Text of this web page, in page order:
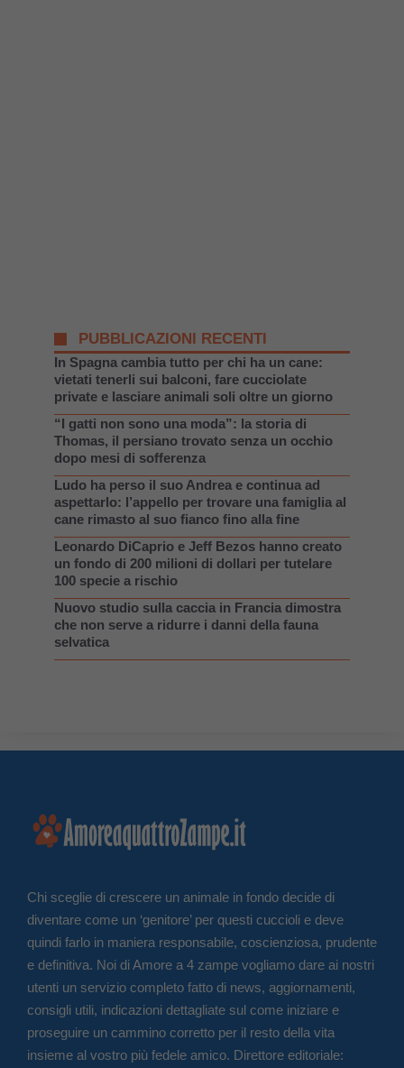
PUBBLICAZIONI RECENTI
In Spagna cambia tutto per chi ha un cane:
vietati tenerli sui balconi, fare cucciolate
private e lasciare animali soli oltre un giorno
“I gatti non sono una moda”: la storia di
Thomas, il persiano trovato senza un occhio
dopo mesi di sofferenza
Ludo ha perso il suo Andrea e continua ad
aspettarlo: l’appello per trovare una famiglia al
cane rimasto al suo fianco fino alla fine
Leonardo DiCaprio e Jeff Bezos hanno creato
un fondo di 200 milioni di dollari per tutelare
100 specie a rischio
Nuovo studio sulla caccia in Francia dimostra
che non serve a ridurre i danni della fauna
selvatica
Chi sceglie di crescere un animale in fondo decide di
diventare come un ‘genitore’ per questi cuccioli e deve
quindi farlo in maniera responsabile, coscienziosa, prudente
e definitiva. Noi di Amore a 4 zampe vogliamo dare ai nostri
utenti un servizio completo fatto di news, aggiornamenti,
consigli utili, indicazioni dettagliate sul come iniziare e
proseguire un cammino corretto per il resto della vita
insieme al vostro più fedele amico. Direttore editoriale: